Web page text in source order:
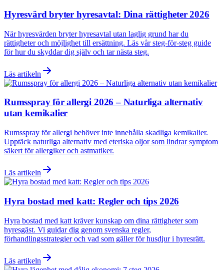
Hyresvärd bryter hyresavtal: Dina rättigheter 2026
När hyresvärden bryter hyresavtal utan laglig grund har du
rättigheter och möjlighet till ersättning. Läs vår steg-för-steg guide
för hur du skyddar dig själv och tar nästa steg.
Läs artikeln
Rumsspray för allergi 2026 – Naturliga alternativ
utan kemikalier
Rumsspray för allergi behöver inte innehålla skadliga kemikalier.
Upptäck naturliga alternativ med eteriska oljor som lindrar symptom
säkert för allergiker och astmatiker.
Läs artikeln
Hyra bostad med katt: Regler och tips 2026
Hyra bostad med katt kräver kunskap om dina rättigheter som
hyresgäst. Vi guidar dig genom svenska regler,
förhandlingsstrategier och vad som gäller för husdjur i hyresrätt.
Läs artikeln